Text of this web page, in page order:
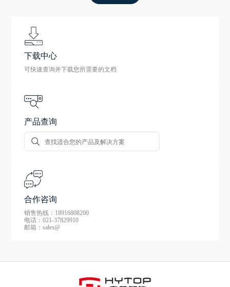
下载中心
可快速查询并下载您所需要的文档
产品查询
合作咨询
销售热线：18916808200
电话：021-37829910
邮箱：sales@